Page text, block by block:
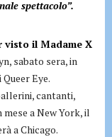
spettacolo”.
visto il Madame X
sabato sera, in
Eye.
cantanti,
a New York, il
a Chicago.